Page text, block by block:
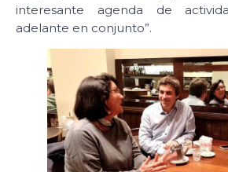
interesante agenda de
adelante en conjunto”.